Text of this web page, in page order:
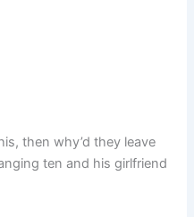
then why’d they leave
ten and his girlfriend